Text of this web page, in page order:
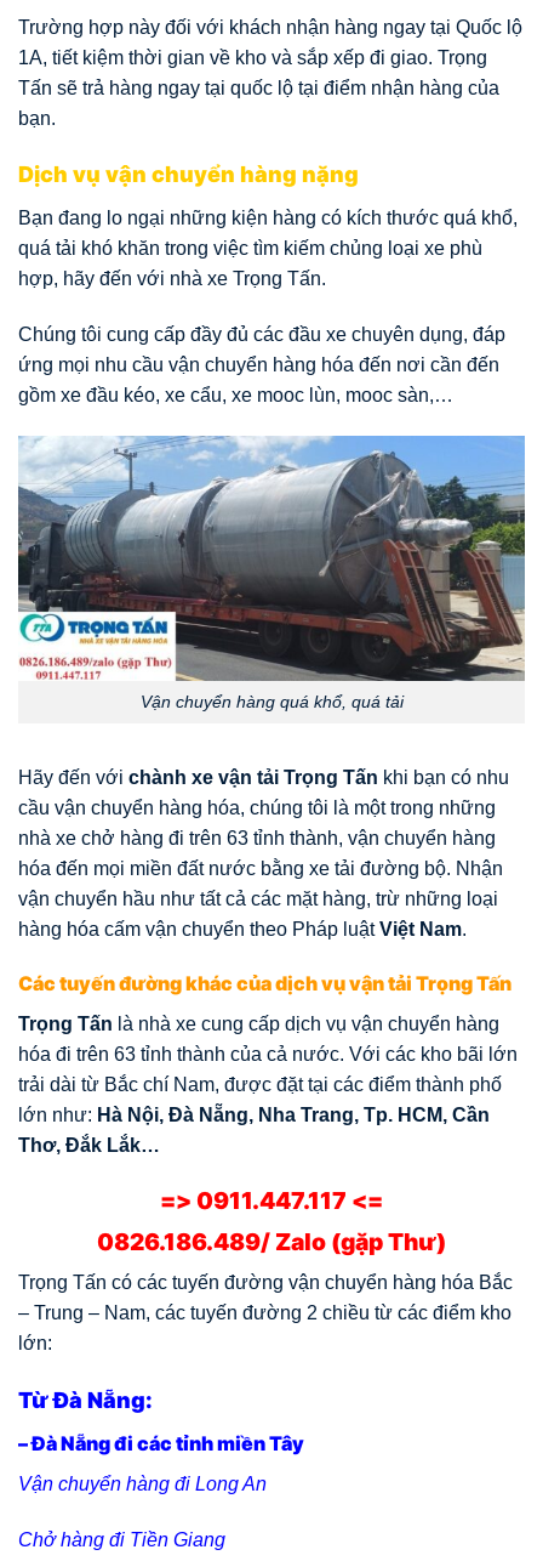
Trường hợp này đối với khách nhận hàng ngay tại Quốc lộ
1A, tiết kiệm thời gian về kho và sắp xếp đi giao. Trọng
Tấn sẽ trả hàng ngay tại quốc lộ tại điểm nhận hàng của
bạn.
Dịch vụ vận chuyển hàng nặng
Bạn đang lo ngại những kiện hàng có kích thước quá khổ,
quá tải khó khăn trong việc tìm kiếm chủng loại xe phù
hợp, hãy đến với nhà xe Trọng Tấn.
Chúng tôi cung cấp đầy đủ các đầu xe chuyên dụng, đáp
ứng mọi nhu cầu vận chuyển hàng hóa đến nơi cần đến
gồm xe đầu kéo, xe cẩu, xe mooc lùn, mooc sàn,…
Vận chuyển hàng quá khổ, quá tải
Hãy đến với chành xe vận tải Trọng Tấn khi bạn có nhu
cầu vận chuyển hàng hóa, chúng tôi là một trong những
nhà xe chở hàng đi trên 63 tỉnh thành, vận chuyển hàng
hóa đến mọi miền đất nước bằng xe tải đường bộ. Nhận
vận chuyển hầu như tất cả các mặt hàng, trừ những loại
hàng hóa cấm vận chuyển theo Pháp luậtViệt Nam.
Các tuyến đường khác của dịch vụ vận tải Trọng Tấn
Trọng Tấn là nhà xe cung cấp dịch vụ vận chuyển hàng
hóa đi trên 63 tỉnh thành của cả nước. Với các kho bãi lớn
trải dài từ Bắc chí Nam, được đặt tại các điểm thành phố
lớn như: Hà Nội, Đà Nẵng, Nha Trang, Tp. HCM, Cần
Thơ, Đắk Lắk…
=> 0911.447.117 <=
0826.186.489/ Zalo (gặp Thư)
Trọng Tấn có các tuyến đường vận chuyển hàng hóa Bắc
– Trung – Nam, các tuyến đường 2 chiều từ các điểm kho
lớn:
Từ Đà Nẵng:
– Đà Nẵng đi các tỉnh miền Tây
Vận chuyển hàng đi Long An
Chở hàng đi Tiền Giang